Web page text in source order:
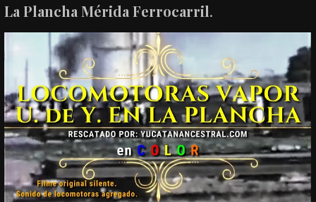
La Plancha Mérida Ferrocarril.